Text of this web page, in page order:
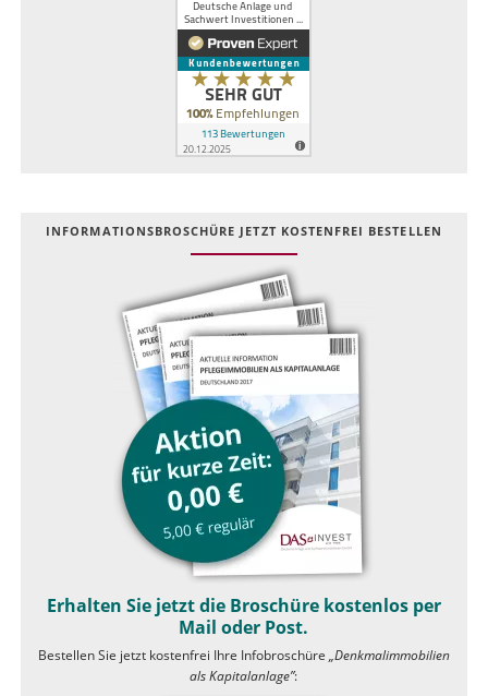
INFOR­MATIONS­BROSCHÜRE JETZT KOSTEN­FREI BESTELLEN
Erhalten Sie jetzt die Broschüre kostenlos per
Mail oder Post.
Bestellen Sie jetzt kostenfrei Ihre Infobroschüre „Denkmalimmobilien
als Kapitalanlage”: